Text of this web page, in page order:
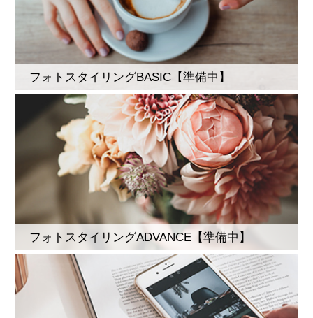
フォトスタイリングBASIC【準備中】
フォトスタイリングADVANCE【準備中】